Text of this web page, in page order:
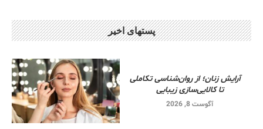
پستهای اخیر
آرایش زنان؛ از روان‌شناسی تکاملی
تا کالایی‌سازی زیبایی
آگوست 8, 2026